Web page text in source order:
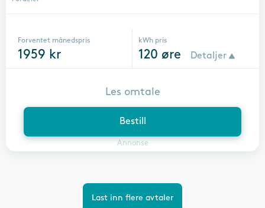
Forventet månedspris
1959 kr
kWh pris
120 øre Detaljer
Bestill
Annonse
Les omtale
Last inn flere avtaler